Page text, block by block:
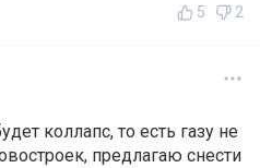
5 2
коллапс, то есть газу не
предлагаю снести